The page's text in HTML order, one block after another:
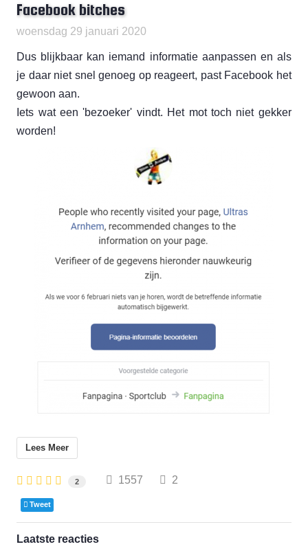
Facebook bitches
woensdag 29 januari 2020
Dus blijkbaar kan iemand informatie aanpassen en als
je daar niet snel genoeg op reageert, past Facebook het
gewoon aan.
Iets wat een 'bezoeker' vindt. Het mot toch niet gekker
worden!
Lees Meer
2 1557 2
Tweet
Laatste reacties